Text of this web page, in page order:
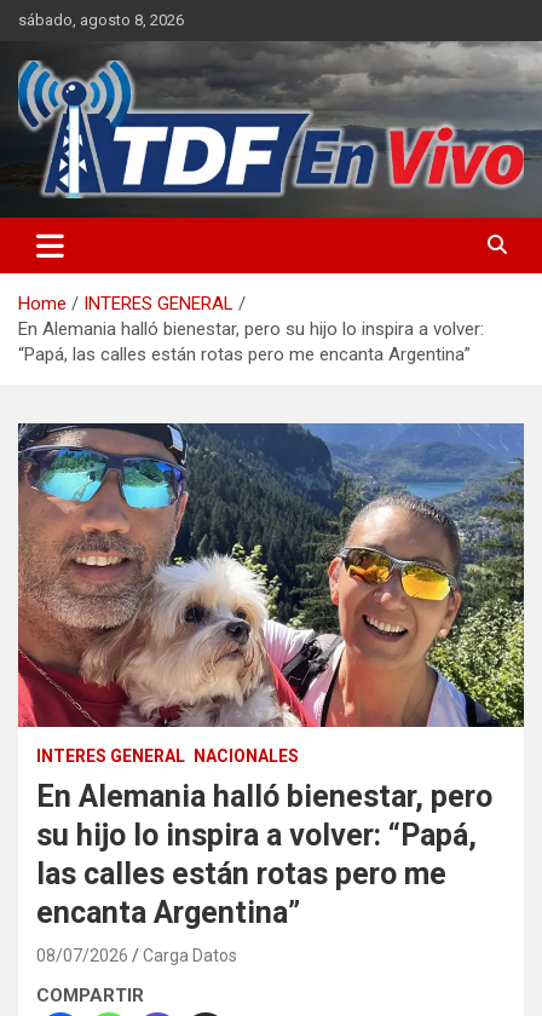
Skip
content
sábado, agosto 8, 2026
Home
INTERES GENERAL
En Alemania halló bienestar, pero su hijo lo inspira a volver:
“Papá, las calles están rotas pero me encanta Argentina”
INTERES GENERAL NACIONALES
En Alemania halló bienestar, pero
su hijo lo inspira a volver: “Papá,
las calles están rotas pero me
encanta Argentina”
08/07/2026 Carga Datos
COMPARTIR